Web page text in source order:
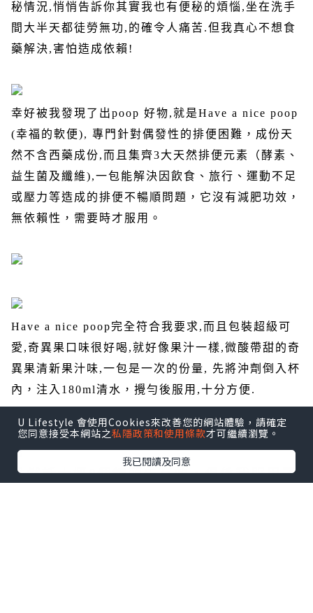
秘情況,悄悄告訴你其實我也有便秘的煩惱 ,坐在洗手
間大半天都徒勞無功 , 的確令人痛苦 .但我真心不想食
藥解決, 害怕造成依賴 !
幸好被我發現了出poop 好物,就是Have a nice poop
(幸福的軟便), 專門針對偶發性的排便困難，成份天
然不含西藥成份, 而且集齊3大天然排便元素（酵素、
益生菌及纖維),一包能解決因飲食、旅行、運動不足
或壓力等造成的排便不暢順問題，它沒有減肥功效，
無依賴性，需要時才服用。
Have a nice poop完全符合我要求 , 而且包裝超級可
愛 ,奇異果口味很好喝 ,就好像果汁一樣,微酸帶甜的奇
異果清新果汁味,一包是一次的份量, 先將沖劑倒入杯
內，注入 180ml清水，攪勻後服用 ,十分方便 .
雖然話大概8個鐘頭先有效，但係我服用了
U Lifestyle 會使用Cookies來改善您的網站體驗，請確定
您同意接受本網站之私隱政策和使用條款才可繼續瀏覽。
我已閱讀及同意